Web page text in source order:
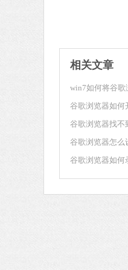
相关文章
谷歌浏览器如何
谷歌浏览器找不
谷歌浏览器怎么
谷歌浏览器如何